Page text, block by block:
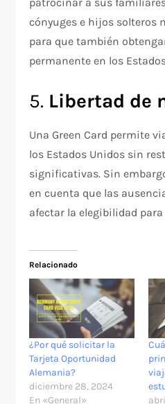
cónyuges e hijos solteros
para que también
permanente en los
5. Libertad de
Una Green Card permite
los Estados Unidos sin
significativas. Sin
en cuenta que las
afectar la elegibilidad
Relacionado
¿Por qué solicitar la
Tarjeta Oportunidad
Alemania?
diciembre 28, 2024
En «General»